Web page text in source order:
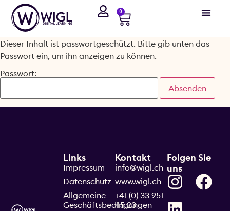
0
Dieser Inhalt ist passwortgeschützt. Bitte gib unten das
Passwort ein, um ihn anzeigen zu können.
Passwort:
Kontakt
info@wigl.ch
www.wigl.ch
+41 (0) 33 951
45 23
Links
Impressum
Datenschutz
Allgemeine
Geschäftsbedingungen
Folgen Sie
uns